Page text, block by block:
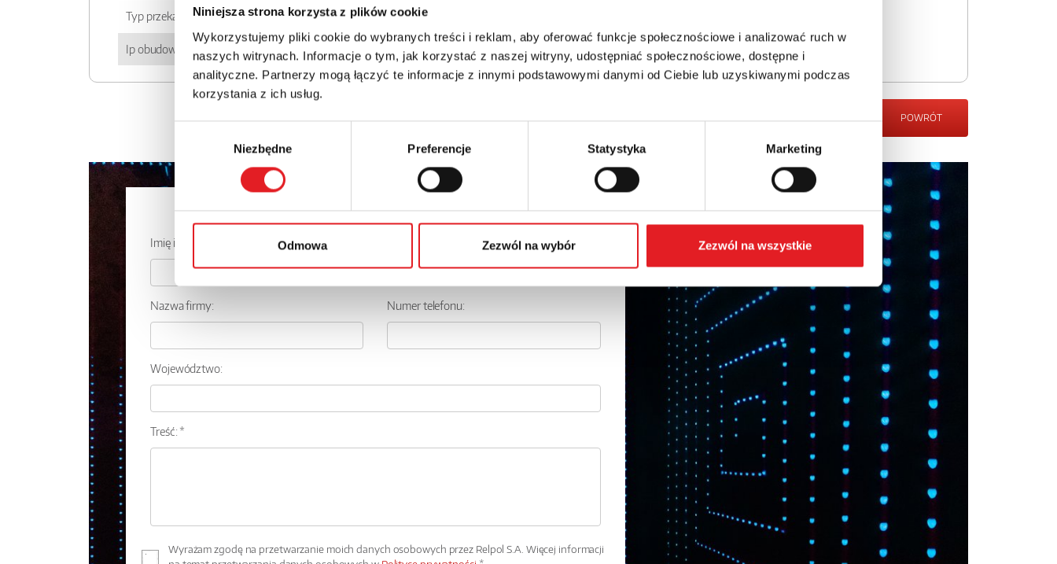
Niniejsza strona korzysta z plików cookie
Wykorzystujemy pliki cookie do wybranych treści i reklam, aby oferować funkcje społecznościowe i analizować ruch w
naszych witrynach. Informacje o tym, jak korzystać z naszej witryny, udostępniać społecznościowe, dostępne i
analityczne. Partnerzy mogą łączyć te informacje z innymi podstawowymi danymi od Ciebie lub uzyskiwanymi podczas
korzystania z ich usług.
Niezbędne Preferencje Statystyka Marketing
Odmowa Zezwól na wybór Zezwól na wszystkie
Typ przekaźnika RM699BH
Ip obudowy IP 67
POWRÓT
Zapytaj o szczegóły oferty
Imię i nazwisko: *
Nazwa firmy: Numer telefonu:
Województwo:
Treść: *
Wyrażam zgodę na przetwarzanie moich danych osobowych przez Relpol S.A. Więcej informacji